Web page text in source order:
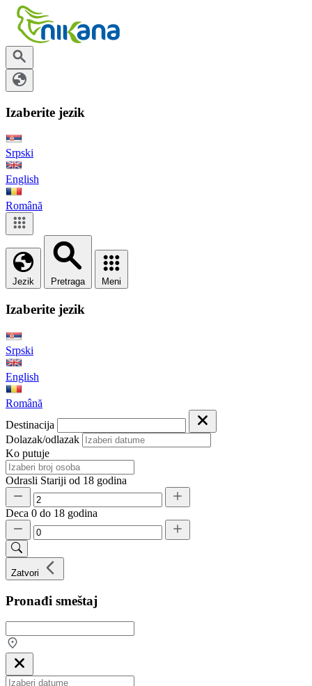
Izaberite jezik
Srpski
English
Română
Jezik Pretraga Meni
Izaberite jezik
Srpski
English
Română
Destinacija
Dolazak/odlazak
Ko putuje
Odrasli Stariji od 18 godina
Deca 0 do 18 godina
Zatvori
Pronađi smeštaj